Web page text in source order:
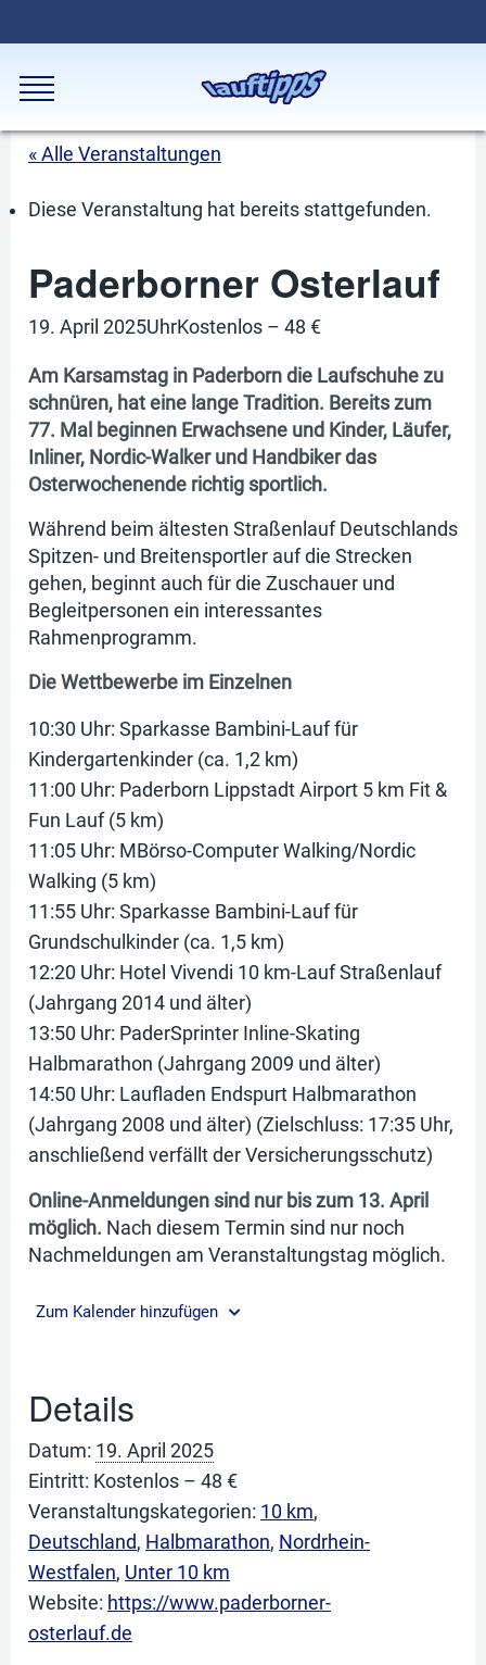
« Alle Veranstaltungen
Diese Veranstaltung hat bereits stattgefunden.
Paderborner Osterlauf
19. April 2025UhrKostenlos – 48 €
Am Karsamstag in Paderborn die Laufschuhe zu
schnüren, hat eine lange Tradition. Bereits zum
77. Mal beginnen Erwachsene und Kinder, Läufer,
Inliner, Nordic-Walker und Handbiker das
Osterwochenende richtig sportlich.
Während beim ältesten Straßenlauf Deutschlands
Spitzen- und Breitensportler auf die Strecken
gehen, beginnt auch für die Zuschauer und
Begleitpersonen ein interessantes
Rahmenprogramm.
Die Wettbewerbe im Einzelnen
10:30 Uhr: Sparkasse Bambini-Lauf für
Kindergartenkinder (ca. 1,2 km)
11:00 Uhr: Paderborn Lippstadt Airport 5 km Fit &
Fun Lauf (5 km)
11:05 Uhr: MBörso-Computer Walking/Nordic
Walking (5 km)
11:55 Uhr: Sparkasse Bambini-Lauf für
Grundschulkinder (ca. 1,5 km)
12:20 Uhr: Hotel Vivendi 10 km-Lauf Straßenlauf
(Jahrgang 2014 und älter)
13:50 Uhr: PaderSprinter Inline-Skating
Halbmarathon (Jahrgang 2009 und älter)
14:50 Uhr: Laufladen Endspurt Halbmarathon
(Jahrgang 2008 und älter) (Zielschluss: 17:35 Uhr,
anschließend verfällt der Versicherungsschutz)
Online-Anmeldungen sind nur bis zum 13. April
möglich. Nach diesem Termin sind nur noch
Nachmeldungen am Veranstaltungstag möglich.
Zum Kalender hinzufügen
Details
Datum: 19. April 2025
Eintritt: Kostenlos – 48 €
Veranstaltungskategorien: 10 km,
Deutschland, Halbmarathon, Nordrhein-
Westfalen, Unter 10 km
Website: https://www.paderborner-
osterlauf.de